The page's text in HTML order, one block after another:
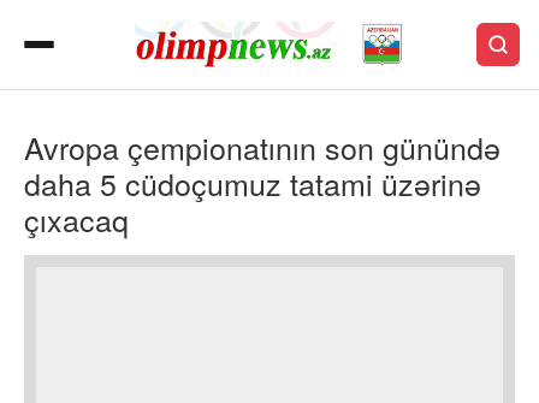
Avropa çempionatının son günündə
daha 5 cüdoçumuz tatami üzərinə
çıxacaq